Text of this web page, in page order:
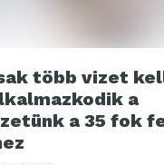
több vizet
a
a 35 fok